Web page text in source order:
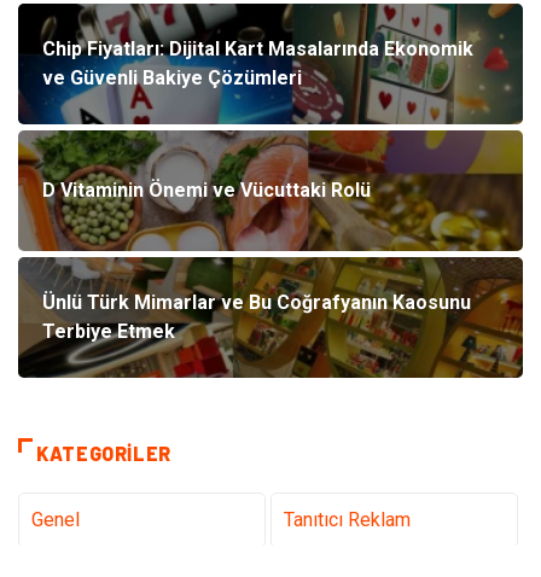
Chip Fiyatları: Dijital Kart Masalarında Ekonomik
ve Güvenli Bakiye Çözümleri
D Vitaminin Önemi ve Vücuttaki Rolü
Ünlü Türk Mimarlar ve Bu Coğrafyanın Kaosunu
Terbiye Etmek
KATEGORILER
Genel Tanıtıcı Reklam